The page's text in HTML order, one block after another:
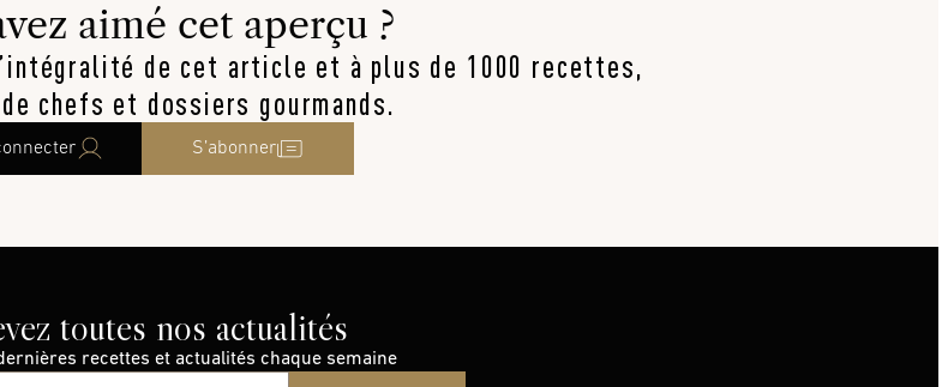
aimé cet aperçu ?
de cet article et à plus de 1000 recettes,
chefs et dossiers gourmands.
S’abonner
toutes nos actualités
recettes et actualités chaque semaine